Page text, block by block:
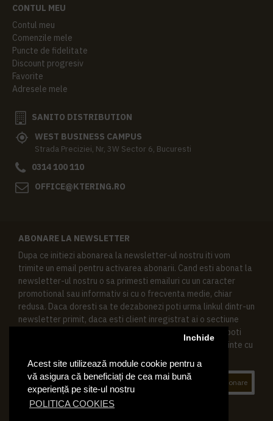
Acest site utilizează module cookie pentru a
vă asigura că beneficiați de cea mai bună
experiență pe site-ul nostru
POLITICA COOKIES
Inchide
CONTUL MEU
Contul meu
Comenzile mele
Puncte de fidelitate
Discount progresiv
Favorite
Adresele mele
SANITO DISTRIBUTION
WEST BUSINESS CAMPUS
Strada Preciziei, Nr, 3W Sector 6, Bucuresti
0314 100 110
OFFICE@KTERING.RO
ABONARE LA NEWSLETTER
Dupa ce initiezi abonarea la newsletter-ul nostru iti vom
trimite un email pentru activarea abonarii. Cand esti abonat la
newsletter-ul nostru o sa primesti emailuri cu un caracter
promotional sau informativ si cu o frecventa medie, chiar
redusa. Daca doresti sa te dezabonezi poti urma linkul dintr-un
newsletter primit, daca esti client inregistrat ai o sectiune
speciala in contul tau in acest scop, si de asemenea ne poti
contacta oricand pe email pentru orice intrebari sau cerinte cu
Abonare